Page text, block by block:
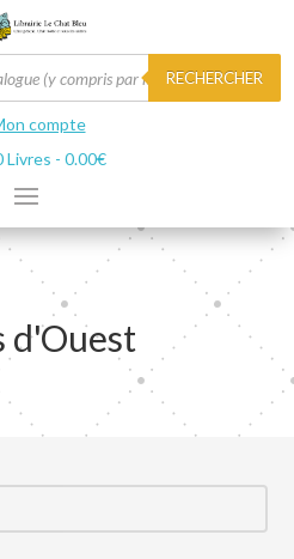
RECHERCHER
compte
Livres - 0.00€
d'Ouest